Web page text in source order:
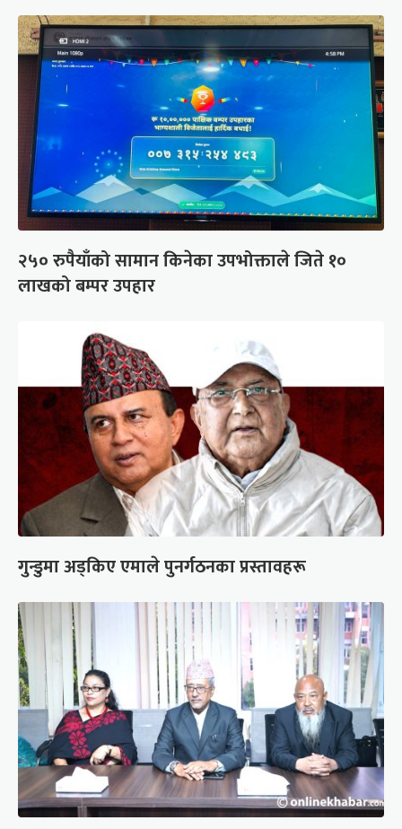
२५० रुपैयाँको सामान किनेका उपभोक्ताले जिते १०
लाखको बम्पर उपहार
गुन्डुमा अड्किए एमाले पुनर्गठनका प्रस्तावहरू